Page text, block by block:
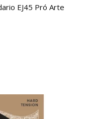
EJ45 Pró Arte